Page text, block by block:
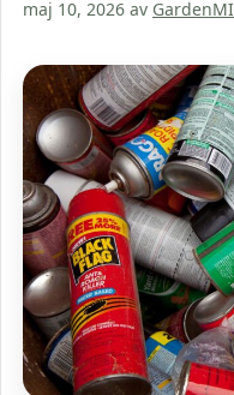
maj 10, 2026 av GardenMI